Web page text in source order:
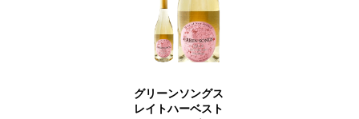
グリーンソングス
レイトハーベスト